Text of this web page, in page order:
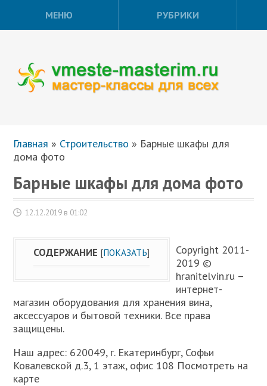
МЕНЮ РУБРИКИ
Главная » Строительство » Барные шкафы для
дома фото
Барные шкафы для дома фото
12.12.2019 в 01:02
СОДЕРЖАНИЕ [ПОКАЗАТЬ]
Copyright 2011-
2019 ©
hranitelvin.ru –
интернет-
магазин оборудования для хранения вина,
аксессуаров и бытовой техники. Все права
защищены.
Наш адрес: 620049, г. Екатеринбург, Софьи
Ковалевской д.3, 1 этаж, офис 108 Посмотреть на
карте